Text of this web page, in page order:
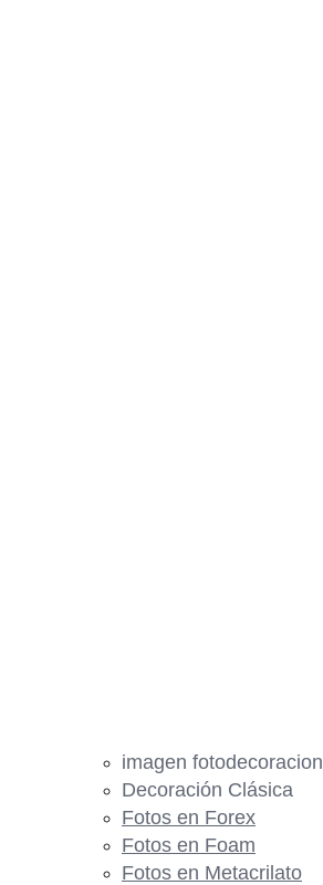
imagen fotodecoracion
Decoración Clásica
Fotos en Forex
Fotos en Foam
Fotos en Metacrilato